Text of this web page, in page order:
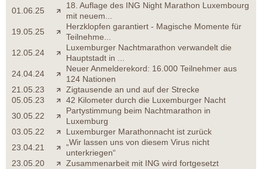
01.06.25
18. Auflage des ING Night Marathon Luxembourg
mit neuem...
19.05.25
Herzklopfen garantiert - Magische Momente für
Teilnehme...
12.05.24
Luxemburger Nachtmarathon verwandelt die
Hauptstadt in ...
24.04.24
Neuer Anmelderekord: 16.000 Teilnehmer aus
124 Nationen
21.05.23
Zigtausende an und auf der Strecke
05.05.23
42 Kilometer durch die Luxemburger Nacht
30.05.22
Partystimmung beim Nachtmarathon in
Luxemburg
03.05.22
Luxemburger Marathonnacht ist zurück
23.04.21
„Wir lassen uns von diesem Virus nicht
unterkriegen“
23.05.20
Zusammenarbeit mit ING wird fortgesetzt